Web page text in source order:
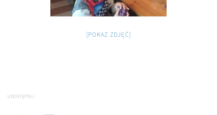
[POKAZ ZDJĘĆ]
UDOSTĘPNIJ